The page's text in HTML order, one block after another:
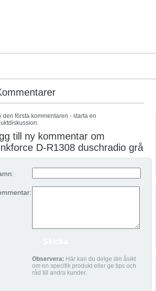
den första kommentaren - starta en
till ny kommentar om
D-R1308 duschradio grå
Observera: Här kan du delge din åsikt
om en specifik produkt eller ge tips och
råd till andra kunder.